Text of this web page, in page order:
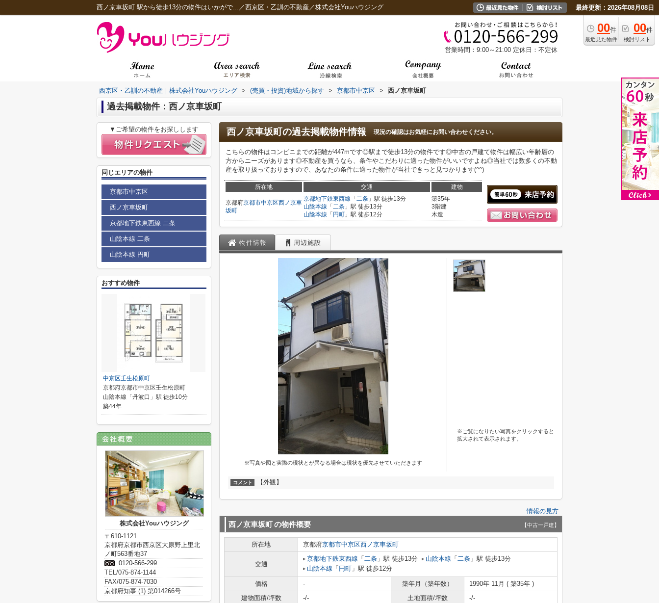
西ノ京車坂町 駅から徒歩13分の物件はいかがで...／西京区・乙訓の不動産／株式会社Youハウジング 最終更新：2026年08月08日
00件
最近見た物件
00件
検討リスト
営業時間：9:00～21:00 定休日：不定休
西京区・乙訓の不動産｜株式会社Youハウジング > (売買・投資)地域から探す > 京都市中京区 > 西ノ京車坂町
過去掲載物件：西ノ京車坂町
西ノ京車坂町の過去掲載物件情報 現況の確認はお気軽にお問い合わせください。
こちらの物件はコンビニまでの距離が447mです◎駅まで徒歩13分の物件です◎中古の戸建て物件は幅広い年齢層の
方からニーズがあります◎不動産を買うなら、条件やこだわりに適った物件がいいですよね◎当社では数多くの不動
産を取り扱っておりますので、あなたの条件に適った物件が当社できっと見つかります(^^)
所在地 交通 建物
京都府京都市中京区西ノ京車
坂町
京都地下鉄東西線 「 二条 」駅 徒歩13分
山陰本線 「 二条 」駅 徒歩13分
山陰本線 「 円町 」駅 徒歩12分
築35年
3階建
木造
物件情報 周辺施設
※写真や図と実際の現状とが異なる場合は現状を優先させていただきます
※ご覧になりたい写真をクリックすると
拡大されて表示されます。
コメント 【外観】
情報の見方
西ノ京車坂町の物件概要 【中古一戸建】
所在地 京都府京都市中京区西ノ京車坂町
交通
京都地下鉄東西線 「 二条 」駅 徒歩13分 山陰本線 「 二条 」駅 徒歩13分
山陰本線 「 円町 」駅 徒歩12分
価格 - 築年月（築年数）
1990年 11月 ( 築35年 )
建物面積/坪数
-/- 土地面積/坪数
-/-
▼ご希望の物件をお探しします
同じエリアの物件
京都市中京区
西ノ京車坂町
京都地下鉄東西線 二条
山陰本線 二条
山陰本線 円町
おすすめ物件
中京区壬生松原町
京都府京都市中京区壬生松原町
山陰本線「丹波口」駅 徒歩10分
築44年
株式会社Youハウジング
〒610-1121
京都府京都市西京区大原野上里北
ノ町563番地37
0120-566-299
TEL/075-874-1144
FAX/075-874-7030
京都府知事 (1) 第014266号